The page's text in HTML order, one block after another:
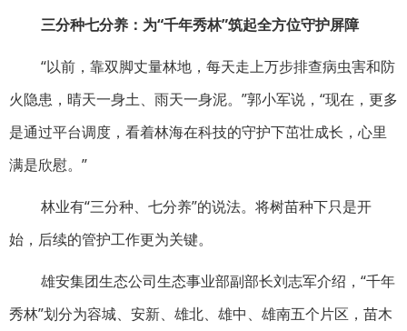
三分种七分养： 为“千年秀林”筑起全方位守护屏障
“以前，靠双脚丈量林地，每天走上万步排查病虫害和防
火隐患，晴天一身土、雨天一身泥。”郭小军说，“现在，更多
是通过平台调度，看着林海在科技的守护下茁壮成长，心里
满是欣慰。”
林业有“三分种、七分养”的说法。将树苗种下只是开
始，后续的管护工作更为关键。
雄安集团生态公司生态事业部副部长刘志军介绍，“千年
秀林”划分为容城、安新、雄北、雄中、雄南五个片区，苗木